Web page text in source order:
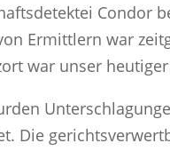
Condor
Ermittlern war
war unser
Die